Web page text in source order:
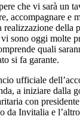
che vi sarà un
accompagnare e
realizzazione della
sono oggi molte
quali
si fa garante.
ufficiale
a iniziare dalla
con
da Invitalia e